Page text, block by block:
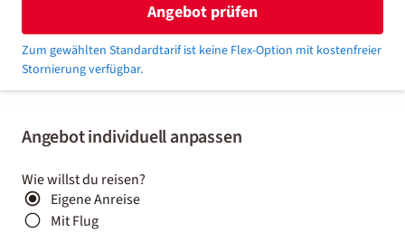
Angebot individuell anpassen
Wie willst du reisen?
Eigene Anreise
Mit Flug
Angebot prüfen
Zum gewählten Standardtarif ist keine Flex-Option mit kostenfreier
Stornierung verfügbar.